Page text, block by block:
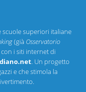
scuole superiori italiane
(già Osservatorio
i siti internet di
. Un progetto
e che stimola la